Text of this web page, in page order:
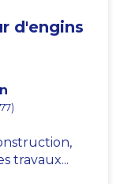
d'engins
travaux...